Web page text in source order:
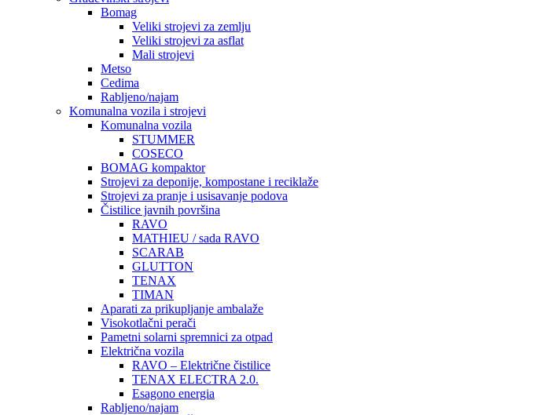
Bomag
Veliki strojevi za zemlju
Veliki strojevi za asflat
Mali strojevi
Metso
Cedima
Rabljeno/najam
Komunalna vozila i strojevi
Komunalna vozila
STUMMER
COSECO
BOMAG kompaktor
Strojevi za deponije, kompostane i reciklaže
Strojevi za pranje i usisavanje podova
Čistilice javnih površina
RAVO
MATHIEU / sada RAVO
SCARAB
GLUTTON
TENAX
TIMAN
Aparati za prikupljanje ambalaže
Visokotlačni perači
Pametni solarni spremnici za otpad
Električna vozila
RAVO – Električne čistilice
TENAX ELECTRA 2.0.
Esagono energia
Rabljeno/najam